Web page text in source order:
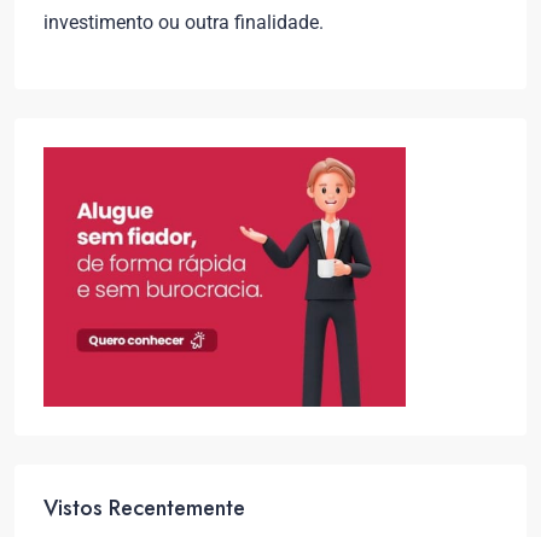
investimento ou outra finalidade.
Vistos Recentemente